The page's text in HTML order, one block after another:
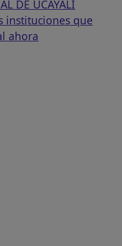
DE UCAYALI
instituciones que
ahora